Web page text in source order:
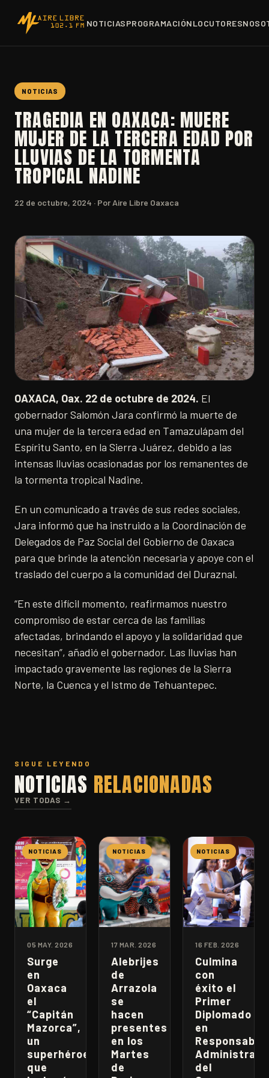
NOTICIASPROGRAMACIÓNLOCUTORES
NOTICIAS
TRAGEDIA EN OAXACA: MUERE
MUJER DE LA TERCERA EDAD POR
LLUVIAS DE LA TORMENTA
TROPICAL NADINE
22 de octubre, 2024 · Por Aire Libre Oaxaca
OAXACA, Oax. 22 de octubre de 2024. El
gobernador Salomón Jara confirmó la muerte de
una mujer de la tercera edad en Tamazulápam del
Espíritu Santo, en la Sierra Juárez, debido a las
intensas lluvias ocasionadas por los remanentes de
la tormenta tropical Nadine.
En un comunicado a través de sus redes sociales,
Jara informó que ha instruido a la Coordinación de
Delegados de Paz Social del Gobierno de Oaxaca
para que brinde la atención necesaria y apoye con el
traslado del cuerpo a la comunidad del Duraznal.
“En este difícil momento, reafirmamos nuestro
compromiso de estar cerca de las familias
afectadas, brindando el apoyo y la solidaridad que
necesitan”, añadió el gobernador. Las lluvias han
impactado gravemente las regiones de la Sierra
Norte, la Cuenca y el Istmo de Tehuantepec.
SIGUE LEYENDO
NOTICIAS RELACIONADAS
VER TODAS →
NOTICIAS
05 MAY. 2026
Surge
en
Oaxaca
el
“Capitán
Mazorca”,
un
superhéroe
que
NOTICIAS
17 MAR. 2026
Alebrijes
de
Arrazola
se
hacen
presentes
en los
Martes
de
NOTICIAS
16 FEB. 2026
Culmina
con
éxito el
Primer
Diplomado
en
del